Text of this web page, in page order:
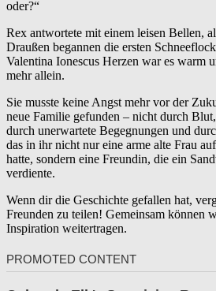
oder?“
Rex antwortete mit einem leisen Bellen,
Draußen begannen die ersten
Valentina Ionescus Herzen war es warm
mehr allein.
Sie musste keine Angst mehr vor der
neue Familie gefunden – nicht durch
durch unerwartete Begegnungen und
das in ihr nicht nur eine arme alte Frau
hatte, sondern eine Freundin, die ein
verdiente.
Wenn dir die Geschichte gefallen hat,
Freunden zu teilen! Gemeinsam können
Inspiration weitertragen.